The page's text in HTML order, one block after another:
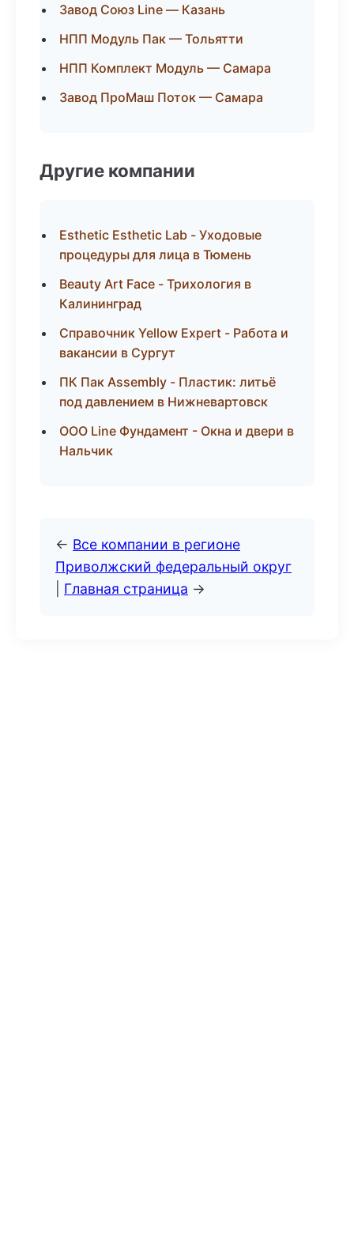
Завод Союз Line — Казань
НПП Модуль Пак — Тольятти
НПП Комплект Модуль — Самара
Завод ПроМаш Поток — Самара
Другие компании
Esthetic Esthetic Lab - Уходовые
процедуры для лица в Тюмень
Beauty Art Face - Трихология в
Калининград
Справочник Yellow Expert - Работа и
вакансии в Сургут
ПК Пак Assembly - Пластик: литьё
под давлением в Нижневартовск
ООО Line Фундамент - Окна и двери в
Нальчик
← Все компании в регионе
Приволжский федеральный округ
Главная страница →